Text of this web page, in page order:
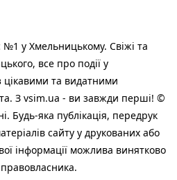
у Хмельницькому. Свіжі та
все про події у
та видатними
З vsim.ua - ви завжди перші! ©
Будь-яка публiкацiя, передрук
сайту у друкованих або
інформації можлива винятково